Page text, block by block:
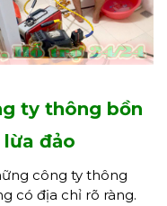
ty thông bồn
lừa đảo
công ty thông
có địa chỉ rõ ràng.